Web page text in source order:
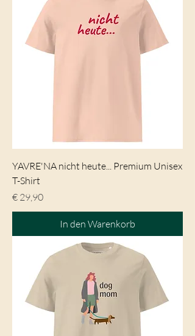
YAVRE'NA nicht heute... Premium Unisex
T-Shirt
Preis
€ 29,90
In den Warenkorb